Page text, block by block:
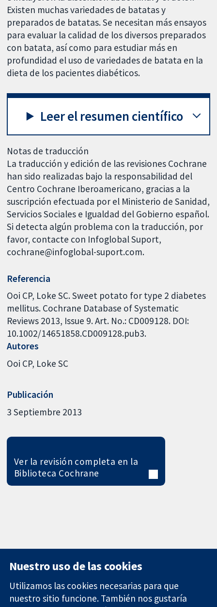
Existen muchas variedades de batatas y
preparados de batatas. Se necesitan más ensayos
para evaluar la calidad de los diversos preparados
con batata, así como para estudiar más en
profundidad el uso de variedades de batata en la
dieta de los pacientes diabéticos.
Leer el resumen científico
Notas de traducción
La traducción y edición de las revisiones Cochrane
han sido realizadas bajo la responsabilidad del
Centro Cochrane Iberoamericano, gracias a la
suscripción efectuada por el Ministerio de Sanidad,
Servicios Sociales e Igualdad del Gobierno español.
Si detecta algún problema con la traducción, por
favor, contacte con Infoglobal Suport,
cochrane@infoglobal-suport.com.
Referencia
Ooi CP, Loke SC. Sweet potato for type 2 diabetes
mellitus. Cochrane Database of Systematic
Reviews 2013, Issue 9. Art. No.: CD009128. DOI:
10.1002/14651858.CD009128.pub3.
Autores
Ooi CP Loke SC
Publicación
3 Septiembre 2013
Ver la revisión completa en la
Biblioteca Cochrane
11-13 Cavendish Contacto
Nuestro uso de las cookies
Utilizamos las cookies necesarias para que
nuestro sitio funcione. También nos gustaría